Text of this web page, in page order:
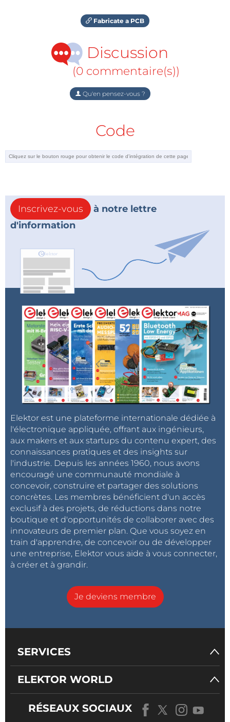
Fabricate a PCB
Discussion
(0 commentaire(s))
Qu'en pensez-vous ?
Code
Inscrivez-vous
à notre lettre
d'information
Elektor est une plateforme internationale dédiée à
l'électronique appliquée, offrant aux ingénieurs,
aux makers et aux startups du contenu expert, des
connaissances pratiques et des insights sur
l'industrie. Depuis les années 1960, nous avons
encouragé une communauté mondiale à
concevoir, construire et partager des solutions
concrètes. Les membres bénéficient d'un accès
exclusif à des projets, de réductions dans notre
boutique et d'opportunités de collaborer avec des
innovateurs de premier plan. Que vous soyez en
train d'apprendre, de concevoir ou de développer
une entreprise, Elektor vous aide à vous connecter,
à créer et à grandir.
Je deviens membre
SERVICES
ELEKTOR WORLD
RÉSEAUX SOCIAUX